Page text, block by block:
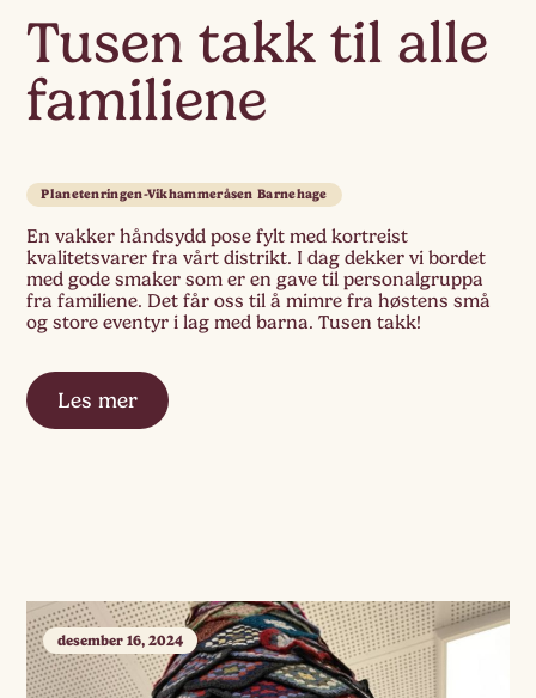
Tusen takk til alle
familiene
Planetenringen-Vikhammeråsen Barnehage
En vakker håndsydd pose fylt med kortreist
kvalitetsvarer fra vårt distrikt. I dag dekker vi bordet
med gode smaker som er en gave til personalgruppa
fra familiene. Det får oss til å mimre fra høstens små
og store eventyr i lag med barna. Tusen takk!
Les mer
desember 16, 2024